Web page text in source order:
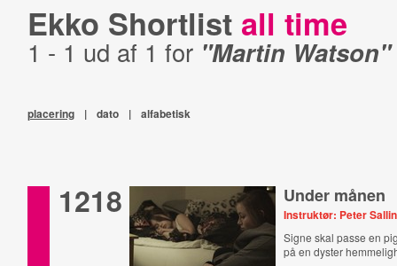
Ekko Shortlist all time
1 - 1 ud af 1 for "Martin Watson"
placering | dato | alfabetisk
1218 Under månen
Instruktør: Peter
Signe skal passe en
på en dyster